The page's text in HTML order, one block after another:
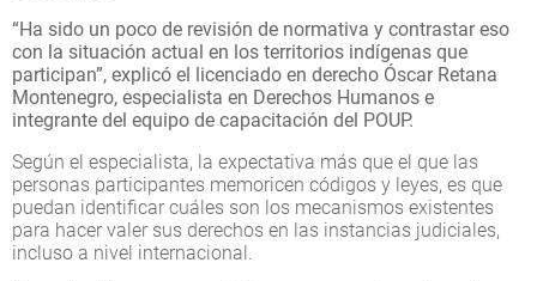
“Ha sido un poco de revisión de normativa y contrastar eso
con la situación actual en los territorios indígenas que
participan”, explicó el licenciado en derecho Óscar Retana
Montenegro, especialista en Derechos Humanos e
integrante del equipo de capacitación del POUP.
Según el especialista, la expectativa más que el que las
personas participantes memoricen códigos y leyes, es que
puedan identificar cuáles son los mecanismos existentes
para hacer valer sus derechos en las instancias judiciales,
incluso a nivel internacional.